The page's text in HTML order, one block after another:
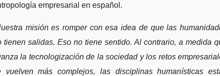
empresarial en español.
misión es romper con esa idea de que las
tienen salidas. Eso no tiene sentido. Al contrario, a medida
la tecnologización de la sociedad y los retos
vuelven más complejos, las disciplinas humanísticas